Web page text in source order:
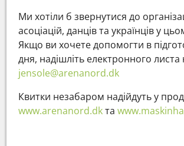
Ми хотіли б звернутися до
асоціацій, данців та українців у
Якщо ви хочете допомогти в
дня, надішліть електронного листа
jensole@arenanord.dk
Квитки незабаром надійдуть у
www.arenanord.dkта